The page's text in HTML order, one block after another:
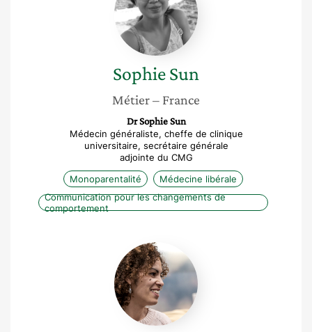
SophieSun
Métier– France
Dr Sophie Sun
Médecin généraliste, cheffe de clinique
universitaire, secrétaire générale
adjointe du CMG
Monoparentalité
Médecine libérale
Communication pour les changements de
comportement
Yasmina
Sahed